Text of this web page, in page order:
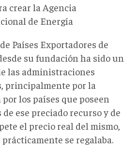
crear la Agencia
de Energía
Países Exportadores de
su fundación ha sido un
las administraciones
principalmente por la
los países que poseen
ese preciado recurso y de
el precio real del mismo,
se regalaba.